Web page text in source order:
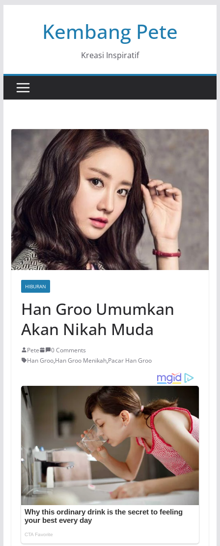
Kembang Pete
Kreasi Inspiratif
HIBURAN
Han Groo Umumkan
Akan Nikah Muda
Pete
0 Comments
Han Groo,Han Groo Menikah,Pacar Han Groo